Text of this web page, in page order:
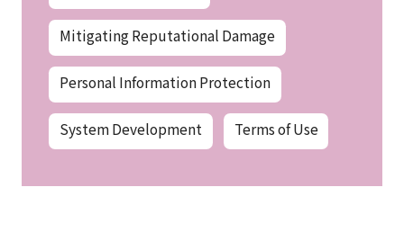
Mitigating Reputational Damage
Personal Information Protection
System Development Terms of Use